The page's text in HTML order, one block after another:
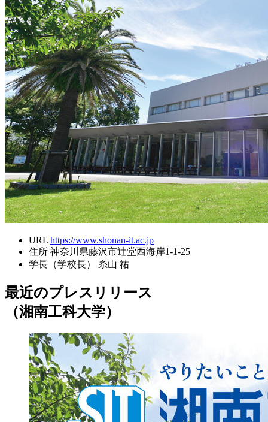
URL https://www.shonan-it.ac.jp
住所 神奈川県藤沢市辻堂西海岸1-1-25
学長（学校長）
糸山 祐
最近のプレスリリース
（湘南工科大学）